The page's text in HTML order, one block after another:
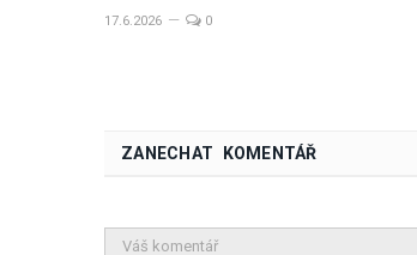
17.6.2026 0
ZANECHAT KOMENTÁŘ